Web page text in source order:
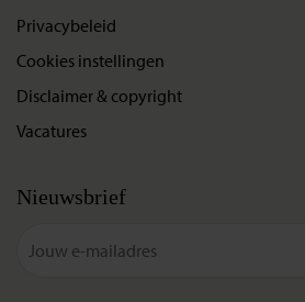
Privacybeleid
Cookies instellingen
Disclaimer & copyright
Vacatures
Nieuwsbrief